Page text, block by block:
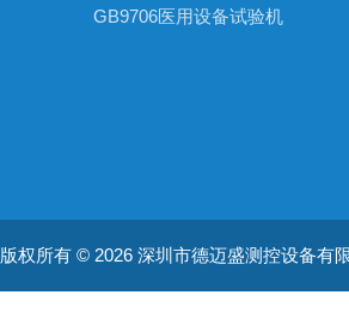
GB9706医用设备试验机
版权所有 © 2026 深圳市德迈盛测控设备